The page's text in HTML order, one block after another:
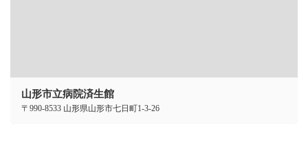
山形市立病院済生館
〒990-8533 山形県山形市七日町1-3-26